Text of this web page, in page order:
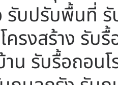
รับปรับพื้นที่
รงสร้าง รับ
น รับรื้อถอน